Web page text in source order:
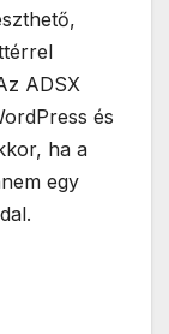
ADSX
és
ha a
egy